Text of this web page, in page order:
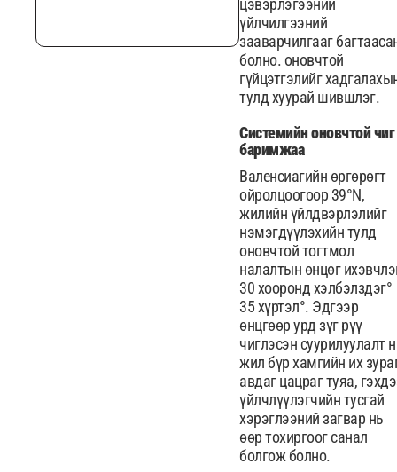
үйлчилгээний
зааварчилгааг
болно. оновчтой
гүйцэтгэлийг
тулд хуурай шившлэг.
Системийн оновчтой чиг
баримжаа
Валенсиагийн өргөрөгт
ойролцоогоор 39°N,
жилийн үйлдвэрлэлийг
нэмэгдүүлэхийн тулд
оновчтой тогтмол
налалтын өнцөг
30 хооронд хэлбэлздэг°
35 хүртэл°. Эдгээр
өнцгөөр урд зүг рүү
чиглэсэн суурилуулалт
жил бүр хамгийн их
авдаг цацраг туяа,
үйлчлүүлэгчийн тусгай
хэрэглээний загвар нь
өөр тохиргоог санал
болгож болно.